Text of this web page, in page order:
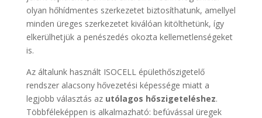
olyan hőhídmentes szerkezetet biztosíthatunk, amellyel
minden üreges szerkezetet kiválóan kitölthetünk, így
elkerülhetjük a penészedés okozta kellemetlenségeket
is.
Az általunk használt ISOCELL épülethőszigetelő
rendszer alacsony hővezetési képessége miatt a
legjobb választás az utólagos hőszigeteléshez.
Többféleképpen is alkalmazható: befúvással üregek